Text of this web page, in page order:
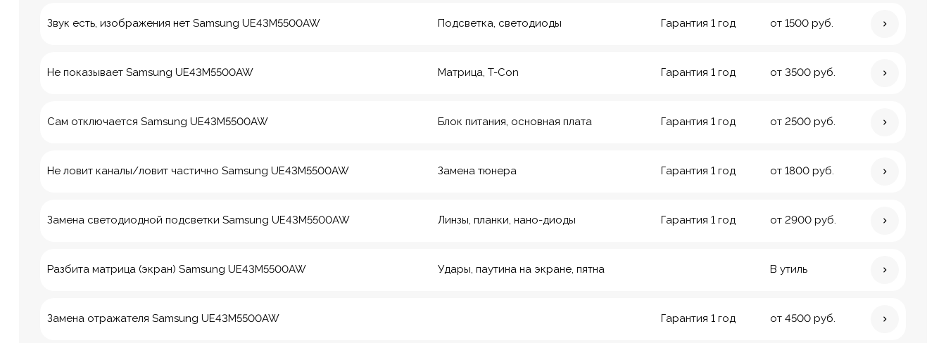
Звук есть, изображения нет Samsung UE43M5500AW Подсветка, светодиоды Гарантия 1 год от 1500 руб.
Не показывает Samsung UE43M5500AW Матрица, T-Con Гарантия 1 год от 3500 руб.
Сам отключается Samsung UE43M5500AW Блок питания, основная плата Гарантия 1 год от 2500 руб.
Не ловит каналы/ловит частично Samsung UE43M5500AW Замена тюнера Гарантия 1 год от 1800 руб.
Замена светодиодной подсветки Samsung UE43M5500AW Линзы, планки, нано-диоды Гарантия 1 год от 2900 руб.
Разбита матрица (экран) Samsung UE43M5500AW Удары, паутина на экране, пятна В утиль
Замена отражателя Samsung UE43M5500AW Гарантия 1 год от 4500 руб.
м. Технологический инс-т